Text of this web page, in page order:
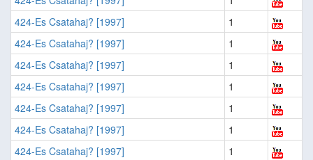
424-Es Csatahaj? [1997]
1
424-Es Csatahaj? [1997]
1
424-Es Csatahaj? [1997]
1
424-Es Csatahaj? [1997]
1
424-Es Csatahaj? [1997]
1
424-Es Csatahaj? [1997]
1
424-Es Csatahaj? [1997]
1